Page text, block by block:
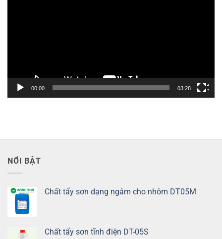
00:00 03:28
NỔI BẬT
Chất tẩy sơn dạng ngâm cho nhôm DT05M
Chất tẩy sơn tĩnh điện DT-05S